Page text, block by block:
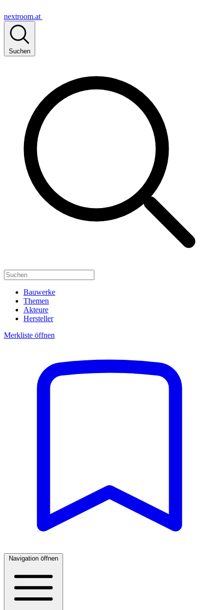
nextroom.at
Suchen
Bauwerke
Themen
Akteure
Hersteller
Merkliste öffnen
Navigation öffnen